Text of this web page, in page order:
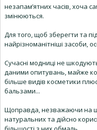
незапам’ятних часів, хоча
змінюються.
Для того, щоб зберегти та
найрізноманітніші засоби,
Сучасні модниці не
даними опитувань, майже
більше видів косметики
бальзами...
Щоправда, незважаючи на
натуральних та дійсно